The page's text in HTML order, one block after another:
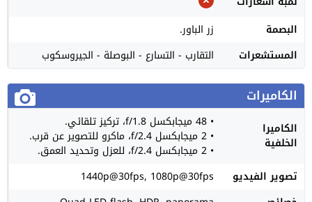
البصمة
زر الباور.
المستشعرات
التقارب - التسارع - البوصلة - الجيروسكوب
الكاميرات
الكاميرا
الخلفية
• 48 ميجابكسل f/1.8، تركيز تلقائي.
• 2 ميجابكسل f/2.4، ماكرو للتصوير عن قرب.
• 2 ميجابكسل f/2.4، للعزل وتحديد العمق.
تصوير الفيديو
1440p@30fps, 1080p@30fps